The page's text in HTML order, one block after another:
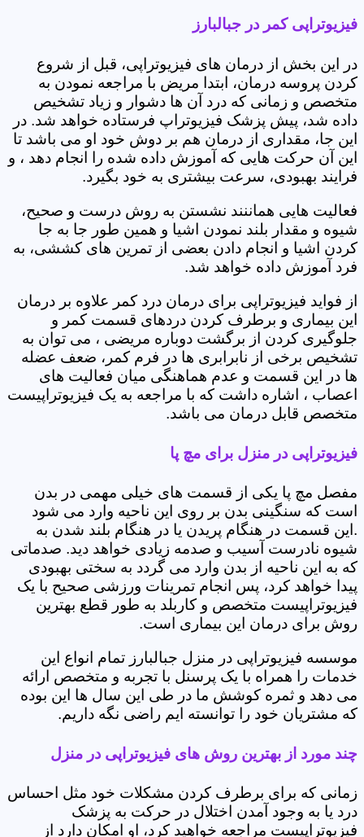
فیزیوتراپی کمر در جبالبارز
در این بخش از درمان های فیزیوتراپی، قبل از شروع
کردن پروسه درمان، ابتدا مریض با مراجعه نمودن به
متخصص و زمانی که درد آن ها دشوار و زیاد تشخیص
داده شد، پیش پزشک فیزیوتراپ فرستاده خواهد شد. در
این جا، مقداری از درمان هم بر دوش خود او می باشد تا
این آن حرکت هایی که آموزش داده شده را انجام دهد ، و
فرایند بهبودی، سرعت بیشتری به خود بگیرد.
فعالیت هایی هماننند نشستن به روش درست و صحیح،
شیوه و مقدار بلند نمودن اشیا و همین طور جا به جا
کردن اشیا و انجام دادن بعضی از تمرین های کششی، به
فرد آموزش داده خواهد شد.
از فواید فیزیوتراپی برای درمان درد کمر علاوه بر درمان
این بیماری و برطرف کردن دردهای قسمت کمر و
جلوگیری کردن از برگشت دوباره مریضی ، می توان به
تشخیص برخی از نابرابری ها در فرم کمر، ضعف عضله
ها در این قسمت و عدم هماهنگی میان فعالیت های
اعصاب ، اشاره داشت که با مراجعه به یک فیزیوتراپیست
متخصص قابل درمان می باشد.
فیزیوتراپی در منزل برای مچ پا
مفصل مچ پا یکی از قسمت های خیلی مهمی در بدن
است که سنگینی بدن بر روی این ناحیه وارد می شود
.این قسمت در هنگام پریدن یا در هنگام بلند شدن به
شیوه نادرست آسیب و صدمه زیادی خواهد دید. صدماتی
که به این ناحیه از بدن وارد می گردد به سختی بهبودی
پیدا خواهد کرد، پس انجام تمرینات ورزشی صحیح با یک
فیزیوتراپیست متخصص و کاربلد به طور قطع بهترین
روش برای درمان این بیماری است.
موسسه فیزیوتراپی در منزل جبالبارز تمام انواع این
خدمات را همراه با یک پرسنل با تجربه و متخصص ارائه
می دهد و ثمره کوشش ما در طی این سال ها این بوده
که مشتریان خود را توانسته ایم راضی نگه داریم.
چند مورد از بهترین روش های فیزیوتراپی در منزل
زمانی که برای برطرف کردن مشکلات خود مثل احساس
درد یا به وجود آمدن اختلال در حرکت به پزشک
فیزیوتراپیست مراجعه خواهید کرد، او امکان دارد از